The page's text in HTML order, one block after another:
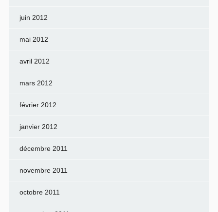
juin 2012
mai 2012
avril 2012
mars 2012
février 2012
janvier 2012
décembre 2011
novembre 2011
octobre 2011